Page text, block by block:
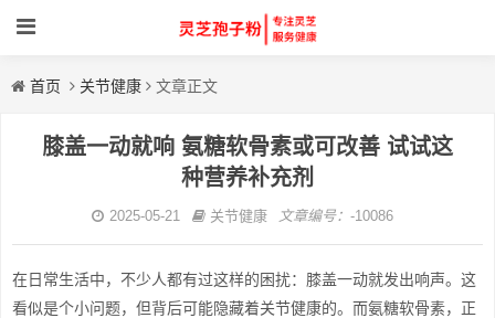
首页 关节健康 文章正文
膝盖一动就响 氨糖软骨素或可改善 试试这
种营养补充剂
2025-05-21 关节健康 文章编号： -10086
在日常生活中，不少人都有过这样的困扰：膝盖一动就发出响声。这
看似是个小问题，但背后可能隐藏着关节健康的。而氨糖软骨素，正